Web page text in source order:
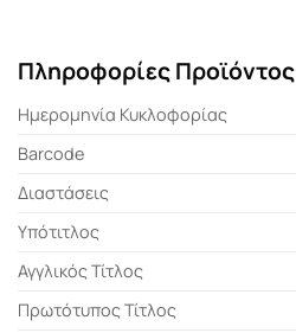
Πληροφορίες Προϊόντος
Ημερομηνία Κυκλοφορίας
Barcode
Διαστάσεις
Υπότιτλος
Αγγλικός Τίτλος
Πρωτότυπος Τίτλος